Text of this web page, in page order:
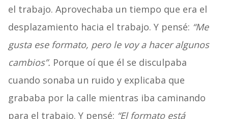
el trabajo. Aprovechaba un tiempo que era el
desplazamiento hacia el trabajo. Y pensé: “Me
gusta ese formato, pero le voy a hacer algunos
cambios”. Porque oí que él se disculpaba
cuando sonaba un ruido y explicaba que
grababa por la calle mientras iba caminando
para el trabajo. Y pensé: “El formato está